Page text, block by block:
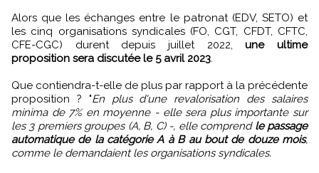
Alors que les échanges entre le patronat (EDV, SETO) et
les cinq organisations syndicales (FO, CGT, CFDT, CFTC,
CFE-CGC) durent depuis juillet 2022,une ultime
proposition sera discutée le 5 avril 2023.
Que contiendra-t-elle de plus par rapport à la précédente
proposition ? "En plus d'une revalorisation des salaires
minima de 7% en moyenne - elle sera plus importante sur
les 3 premiers groupes (A, B, C) -, elle comprend le passage
automatique de la catégorie A à B au bout de douze mois,
comme le demandaient les organisations syndicales.